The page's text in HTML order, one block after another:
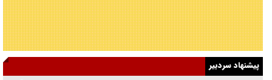
پیشنهاد سردبیر